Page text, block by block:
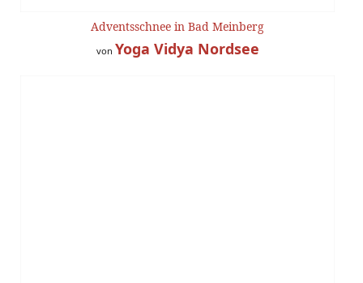
Adventsschnee in Bad Meinberg
von Yoga Vidya Nordsee